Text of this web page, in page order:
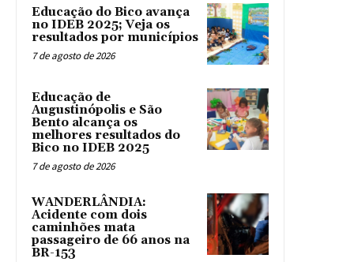
Educação do Bico avança
no IDEB 2025; Veja os
resultados por municípios
7 de agosto de 2026
Educação de
Augustinópolis e São
Bento alcança os
melhores resultados do
Bico no IDEB 2025
7 de agosto de 2026
WANDERLÂNDIA:
Acidente com dois
caminhões mata
passageiro de 66 anos na
BR-153